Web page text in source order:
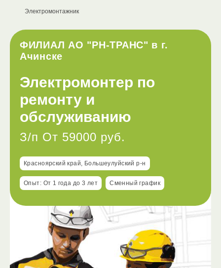
ФИЛИАЛ АО "РН-ТРАНС" в г.
Ачинске
Электромонтажник
Электромонтер по
ремонту и
обслуживанию
З/п От 59000 руб.
Красноярский край, Большеулуйский р-н
Опыт: От 1 года до 3 лет Сменный график